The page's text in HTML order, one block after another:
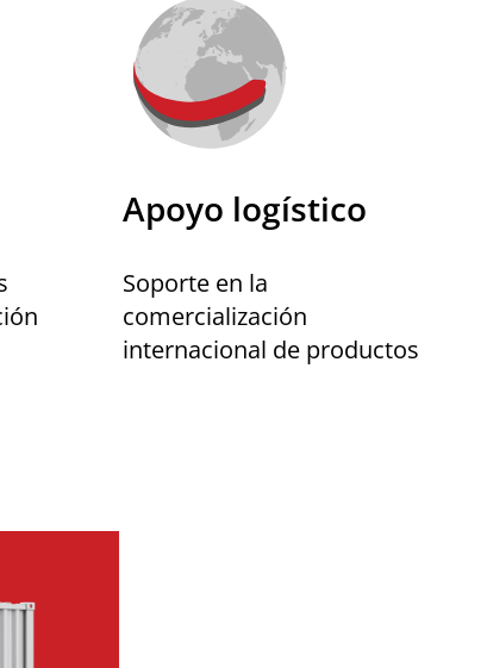
Apoyo logístico
Soporte en la
comercialización
internacional de productos